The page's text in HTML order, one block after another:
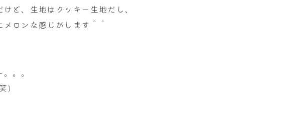
ど、生地はクッキー生地だし、
ロンな感じがします＾＾
。。
)